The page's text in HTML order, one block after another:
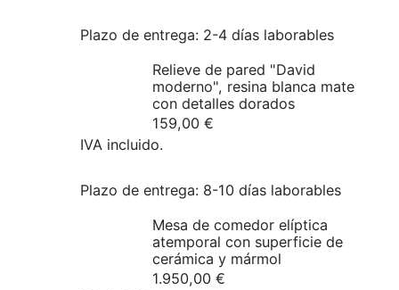
Plazo de entrega: 2-4 días laborables
Relieve de pared "David
moderno", resina blanca mate
con detalles dorados
159,00€
IVA incluido.
Plazo de entrega: 8-10 días laborables
Mesa de comedor elíptica
atemporal con superficie de
cerámica y mármol
1.950,00€